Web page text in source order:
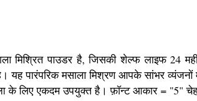
मिश्रित पाउडर है, जिसकी शेल्फ लाइफ
यह पारंपरिक मसाला मिश्रण आपके सांभर व्यंजनों
के लिए एकदम उपयुक्त है। फ़ॉन्ट आकार = "5"